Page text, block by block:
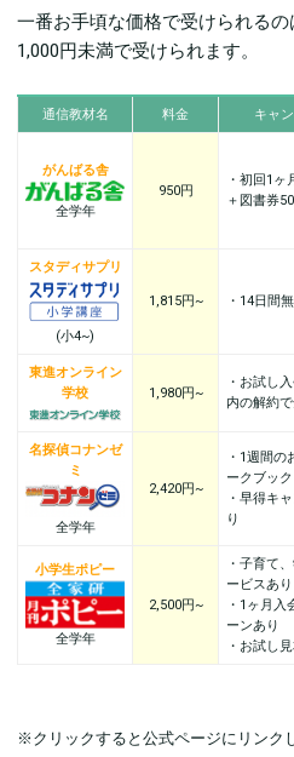
一番お手頃な価格で受けられる
1,000円未満で受けられます。
通信教材名 料金 キャ
がんばる舎
全学年
950円
・初回1ヶ
＋図書券
スタディサプリ
(小4~)
1,815円~ ・14日間
東進オンライン
学校
1,980円~
・お試し
内の解約
名探偵コナンゼ
ミ
全学年
2,420円~
・1週間の
ークブック
・早得キ
り
小学生ポピー
全学年
2,500円~
・子育て
ービスあり
・1ヶ月入
ーンあり
・お試し
※クリックすると公式ページにリンク